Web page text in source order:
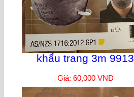
khẩu trang 3m 9913
Giá: 60,000 VNĐ